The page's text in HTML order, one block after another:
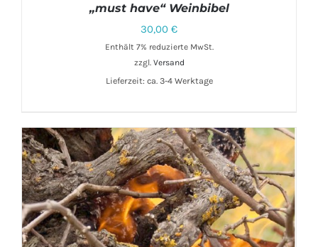
„must have“ Weinbibel
30,00 €
Enthält 7% reduzierte MwSt.
zzgl. Versand
Lieferzeit: ca. 3-4 Werktage